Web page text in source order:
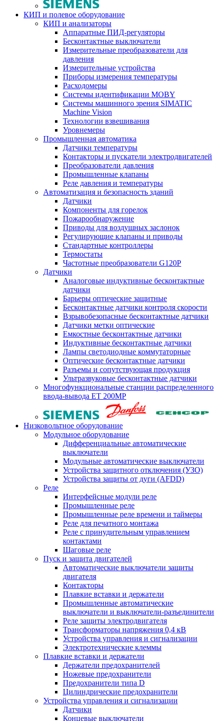
КИП и полевое оборудование
КИП и анализаторы
Аппаратные ПИД-регуляторы
Бесконтактные выключатели
Измерительные преобразователи для
давления
Измерительные устройства
Приборы измерения температуры
Расходомеры
Системы идентификации MOBY
Системы машинного зрения SIMATIC
Machine Vision
Технологии взвешивания
Уровнемеры
Промышленная автоматика
Датчики температуры
Контакторы и пускатели электродвигателей
Преобразователи давления
Промышленные клапаны
Реле давления и температуры
Автоматизация и безопасность зданий
Датчики
Компоненты для горелок
Пожарообнаружение
Приводы для воздушных заслонок
Регулирующие клапаны и приводы
Стандартные контроллеры
Термостаты
Частотные преобразователи G120P
Датчики
Аналоговые индуктивные бесконтактные
датчики
Барьеры оптические защитные
Бесконтактные датчики контроля скорости
Взрывобезопасные бесконтактные датчики
Датчики метки оптические
Емкостные бесконтактные датчики
Индуктивные бесконтактные датчики
Лампы светодиодные коммутаторные
Оптические бесконтактные датчики
Разъемы и сопутствующая продукция
Ультразвуковые бесконтактные датчики
Многофункциональные станции распределенного
ввода-вывода ET 200MP
Низковольтное оборудование
Модульное оборудование
Дифференциальные автоматические
выключатели
Модульные автоматические выключатели
Устройства защитного отключения (УЗО)
Устройства защиты от дуги (AFDD)
Реле
Интерфейсные модули реле
Промышленные реле
Промышленные реле времени и таймеры
Реле для печатного монтажа
Реле с принудительным управлением
контактами
Шаговые реле
Пуск и защита двигателей
Автоматические выключатели защиты
двигателя
Контакторы
Плавкие вставки и держатели
Промышленные автоматические
выключатели и выключатели-разъединители
Реле защиты электродвигателя
Трансформаторы напряжения 0,4 кВ
Устройства управления и сигнализации
Электротехнические клеммы
Плавкие вставки и держатели
Держатели предохранителей
Ножевые предохранители
Предохранители типа D
Цилиндрические предохранители
Устройства управления и сигнализации
Датчики
Концевые выключатели